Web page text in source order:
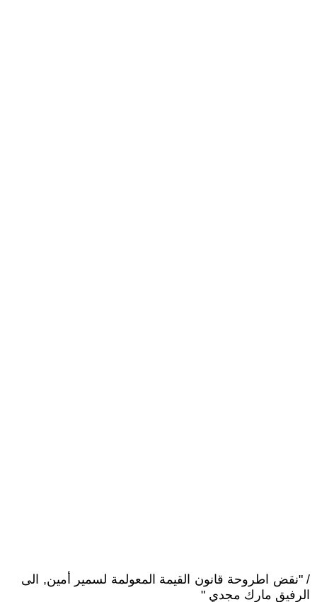
/ "نقض اطروحة قانون القيمة المعولمة لسمير أمين, الى
الرفيق مارك مجدي "